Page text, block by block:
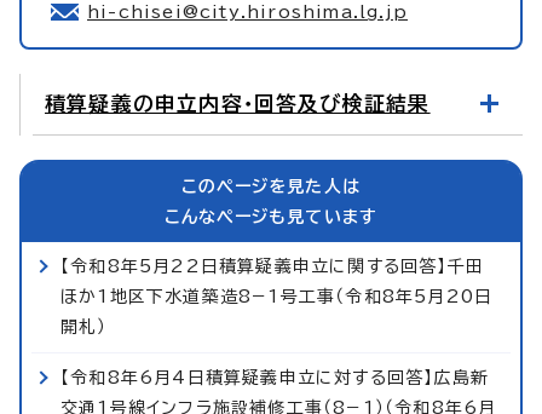
hi-chisei@city.hiroshima.lg.jp
積算疑義の申立内容・回答及び検証結果
このページを見た人は
こんなページも見ています
【令和8年5月22日積算疑義申立に関する回答】千田
ほか1地区下水道築造8−1号工事（令和8年5月20日
開札）
【令和8年6月4日積算疑義申立に対する回答】広島新
交通1号線インフラ施設補修工事（8−1）（令和8年6月